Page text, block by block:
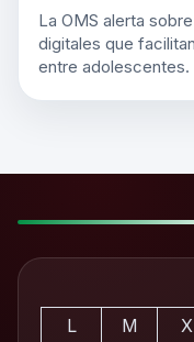
La OMS alerta
digitales que
entre adolescentes.
L
M X